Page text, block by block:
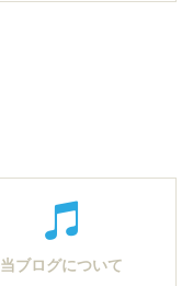
当ブログについて